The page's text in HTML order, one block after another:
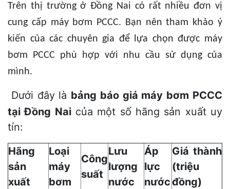
Trên thị trường ở Đồng Nai có rất nhiều đơn vị
cung cấp máy bơm PCCC. Bạn nên tham khảo ý
kiến của các chuyên gia để lựa chọn được máy
bơm PCCC phù hợp với nhu cầu sử dụng của
mình.
Dưới đây là bảng báo giá máy bơm PCCC
tại Đồng Naicủa một số hãng sản xuất uy
tín:
Hãng
sản
xuất
Loại
máy
bơm
Công
suất
Lưu
lượng
nước
Áp
lực
nước
Giá thành
(triệu
đồng)